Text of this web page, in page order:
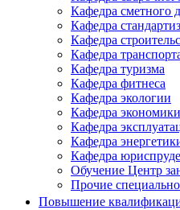
Кафедра сметного
Кафедра
Кафедра
Кафедра
Кафедра туризма
Кафедра фитнеса
Кафедра экологии
Кафедра
Кафедра
Кафедра
Кафедра
Обучение Центр
Прочие
Повышение